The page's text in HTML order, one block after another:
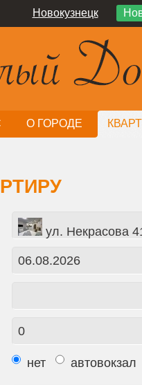
Новокузнецк
О ГОРОДЕ
ул. Некрасова
нет автовокзал